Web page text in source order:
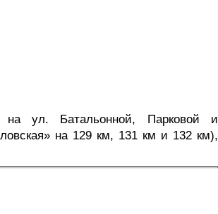
на ул. Батальонной, Парковой и
на 129 км, 131 км и 132 км),